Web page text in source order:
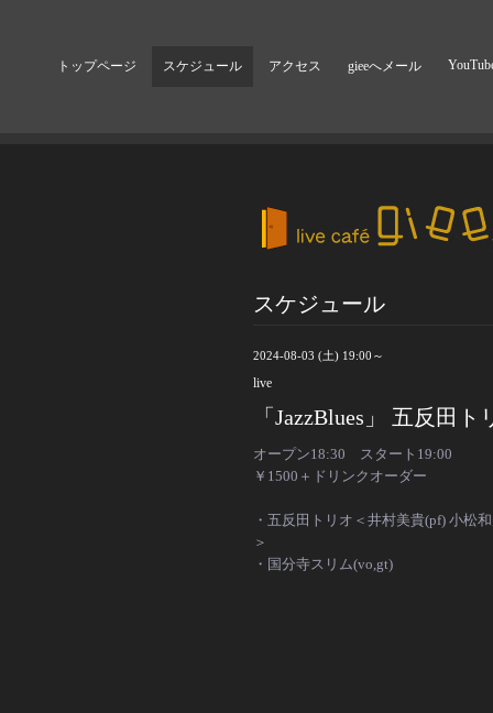
トップページ スケジュール アクセス gieeへメール
スケジュール
2024-08-03 (土) 19:00～
live
「JazzBlues」 五反田
オープン18:30 スタート19:00
￥1500＋ドリンクオーダー
・五反田トリオ＜井村美貴(pf) 小松
＞
・国分寺スリム(vo,gt)